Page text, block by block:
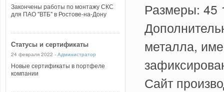
Закончены работы по монтажу СКС
для ПАО "ВТБ" в Ростове-на-Дону
Статусы и сертификаты
24 февраля 2022 - Администратор
Новые сертификаты в портфеле
компании
Размеры: 45
металла,
Сайт